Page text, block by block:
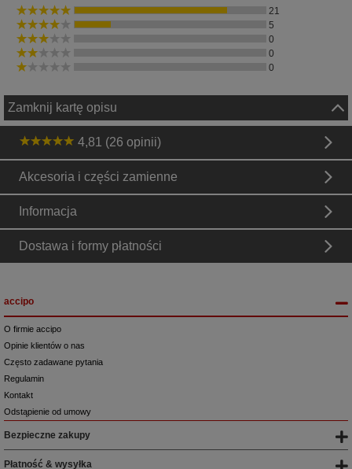
21
5
0
0
0
Zamknij kartę opisu
4,81 (26 opinii)
Akcesoria i części zamienne
Informacja
Dostawa i formy płatności
accipo
O firmie accipo
Opinie klientów o nas
Często zadawane pytania
Regulamin
Kontakt
Odstąpienie od umowy
Bezpieczne zakupy
Płatność & wysyłka